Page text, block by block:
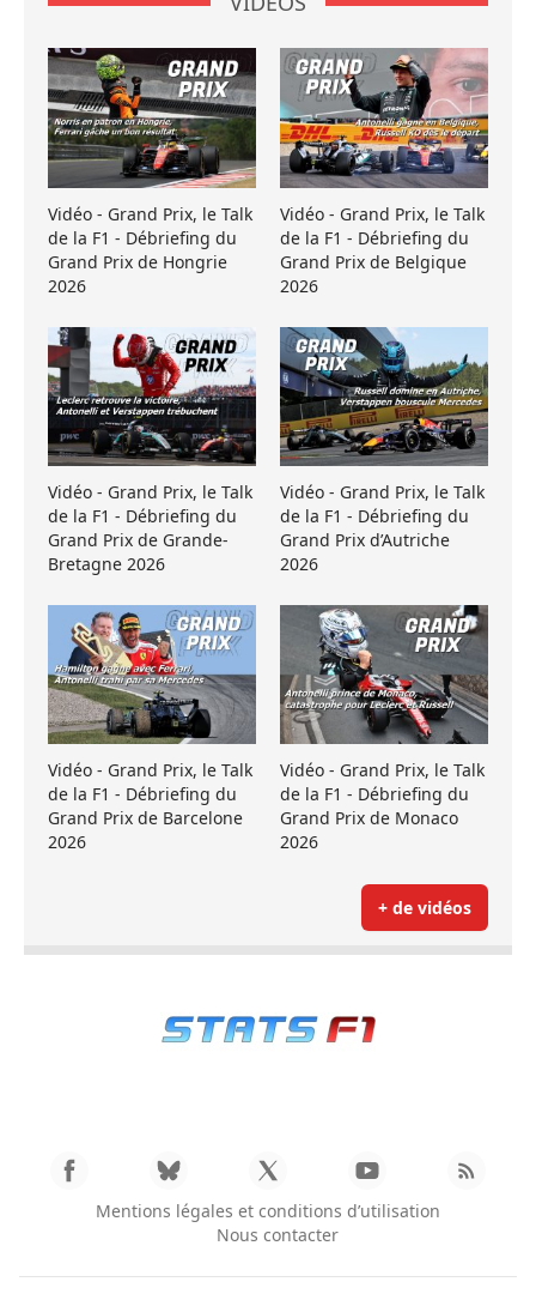
Vidéo - Grand Prix, le Talk
de la F1 - Débriefing du
Grand Prix de Hongrie
2026
Vidéo - Grand Prix, le Talk
de la F1 - Débriefing du
Grand Prix de Belgique
2026
Vidéo - Grand Prix, le Talk
de la F1 - Débriefing du
Grand Prix de Grande-
Bretagne 2026
Vidéo - Grand Prix, le Talk
de la F1 - Débriefing du
Grand Prix d’Autriche
2026
Vidéo - Grand Prix, le Talk
de la F1 - Débriefing du
Grand Prix de Barcelone
2026
Vidéo - Grand Prix, le Talk
de la F1 - Débriefing du
Grand Prix de Monaco
2026
+ de vidéos
Mentions légales et conditions d’utilisation
Nous contacter